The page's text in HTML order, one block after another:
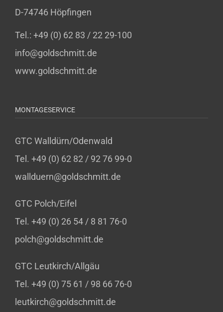
D-74746 Höpfingen
Tel.: +49 (0) 62 83 / 22 29-100
info@goldschmitt.de
www.goldschmitt.de
MONTAGESERVICE
GTC Walldürn/Odenwald
Tel. +49 (0) 62 82 / 92 76 99-0
wallduern@goldschmitt.de
GTC Polch/Eifel
Tel. +49 (0) 26 54 / 8 81 76-0
polch@goldschmitt.de
GTC Leutkirch/Allgäu
Tel. +49 (0) 75 61 / 98 66 76-0
leutkirch@goldschmitt.de